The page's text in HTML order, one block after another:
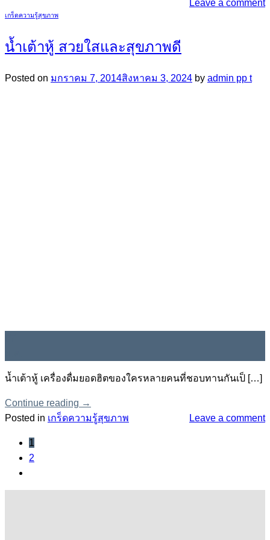
Leave a comment
เกร็ดความรู้สุขภาพ
น้ำเต้าหู้ สวยใสและสุขภาพดี
Posted on มกราคม 7, 2014สิงหาคม 3, 2024 by admin pp t
น้ำเต้าหู้ เครื่องดื่มยอดฮิตของใครหลายคนที่ชอบทานกันเป็ […]
Continue reading →
Posted in เกร็ดความรู้สุขภาพ Leave a comment
1
2